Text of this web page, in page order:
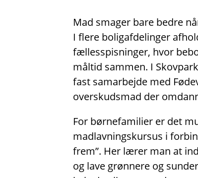
Mad smager bare bedre
I flere boligafdelinger
fællesspisninger, hvor
måltid sammen. I
fast samarbejde med
overskudsmad der
For børnefamilier er det
madlavningskursus i
frem”. Her lærer man at
og lave grønnere og